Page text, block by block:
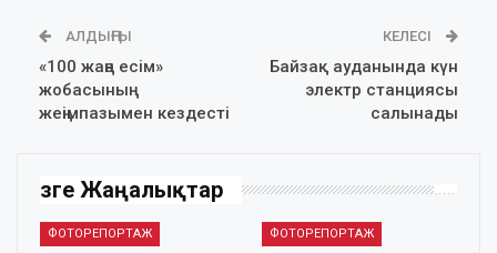
АЛДЫҢҒЫ
«100 жаңа есім»
жобасының
жеңімпазымен кездесті
КЕЛЕСІ
Байзақ ауданында күн
электр станциясы
салынады
Өзге Жаңалықтар
ФОТОРЕПОРТАЖ ФОТОРЕПОРТАЖ